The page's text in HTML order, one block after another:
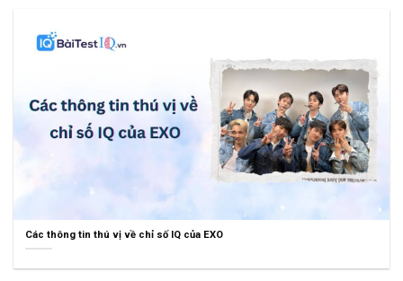
Các thông tin thú vị về chỉ số IQ của EXO